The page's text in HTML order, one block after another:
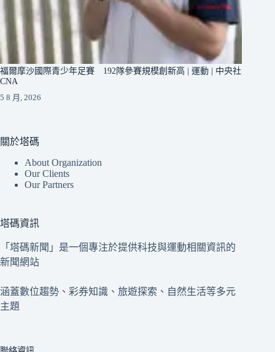
福爾摩沙國際青少年足賽 192隊參賽規模創新高 | 運動 | 中央社
CNA
5 8 月, 2026
關於塔碼
About Organization
Our Clients
Our Partners
塔碼資訊
「塔碼新聞」是一個專注於提供科技與運動相關資訊的
新聞網站
涵蓋數位趨勢、彩券知識、旅遊探索、自然生活等多元
主題